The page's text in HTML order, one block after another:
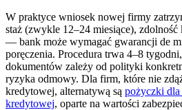
W praktyce wniosek nowej firmy
staż (zwykle 12–24 miesiące),
— bank może wymagać gwarancji de
poręczenia. Procedura trwa 4–8
dokumentów zależy od polityki
ryzyka odmowy. Dla firm, które nie
kredytowej, alternatywą są pożyczki
kredytowej, oparte na wartości